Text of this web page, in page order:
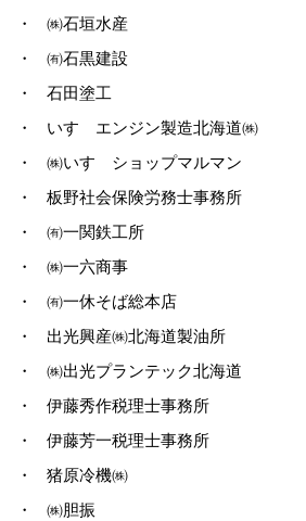
・
㈱石垣水産
・
㈲石黒建設
・
石田塗工
・
いすゞエンジン製造北海道㈱
・
㈱いすゞショップマルマン
・
板野社会保険労務士事務所
・
㈲一関鉄工所
・
㈱一六商事
・
㈲一休そば総本店
・
出光興産㈱北海道製油所
・
㈱出光プランテック北海道
・
伊藤秀作税理士事務所
・
伊藤芳一税理士事務所
・
猪原冷機㈱
・
㈱胆振